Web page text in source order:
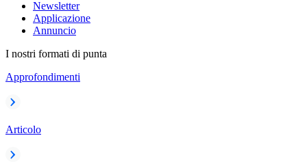
Newsletter
Applicazione
Annuncio
I nostri formati di punta
Approfondimenti
Articolo